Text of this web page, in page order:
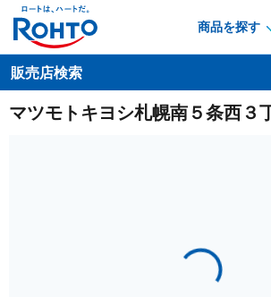
商品を探す
販売店検索
マツモトキヨシ札幌南５条西３
Loading...